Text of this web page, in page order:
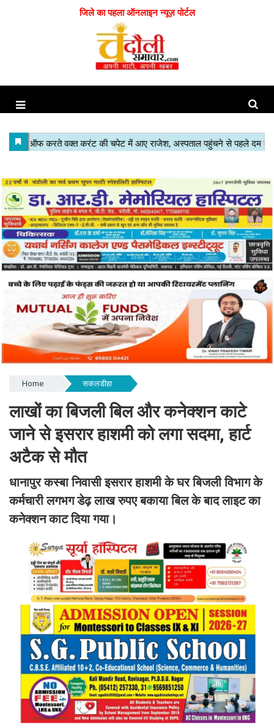
जिले का पहला ऑनलाइन न्यूज़ पोर्टल
Home सकलडीहा
लाखों का बिजली बिल और कनेक्शन काटे
जाने से इसरार हाशमी को लगा सदमा, हार्ट
अटैक से मौत
धानापुर कस्बा निवासी इसरार हाशमी के घर बिजली विभाग के
कर्मचारी लगभग डेढ़ लाख रुपए बकाया बिल के बाद लाइट का
कनेक्शन काट दिया गया।